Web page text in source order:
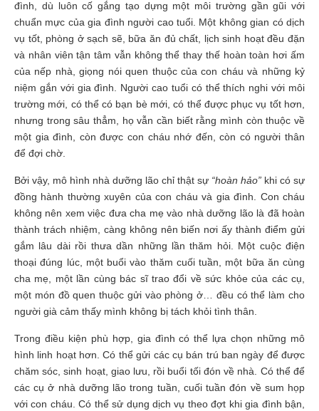
đình, dù luôn cố gắng tạo dựng một môi trường gần gũi với
chuẩn mực của gia đình người cao tuổi. Một không gian có dịch
vụ tốt, phòng ở sạch sẽ, bữa ăn đủ chất, lịch sinh hoạt đều đặn
và nhân viên tận tâm vẫn không thể thay thế hoàn toàn hơi ấm
của nếp nhà, giọng nói quen thuộc của con cháu và những kỷ
niệm gắn với gia đình. Người cao tuổi có thể thích nghi với môi
trường mới, có thể có bạn bè mới, có thể được phục vụ tốt hơn,
nhưng trong sâu thẳm, họ vẫn cần biết rằng mình còn thuộc về
một gia đình, còn được con cháu nhớ đến, còn có người thân
để đợi chờ.
Bởi vậy, mô hình nhà dưỡng lão chỉ thật sự “hoàn hảo” khi có sự
đồng hành thường xuyên của con cháu và gia đình. Con cháu
không nên xem việc đưa cha mẹ vào nhà dưỡng lão là đã hoàn
thành trách nhiệm, càng không nên biến nơi ấy thành điểm gửi
gắm lâu dài rồi thưa dần những lần thăm hỏi. Một cuộc điện
thoại đúng lúc, một buổi vào thăm cuối tuần, một bữa ăn cùng
cha mẹ, một lần cùng bác sĩ trao đổi về sức khỏe của các cụ,
một món đồ quen thuộc gửi vào phòng ở… đều có thể làm cho
người già cảm thấy mình không bị tách khỏi tình thân.
Trong điều kiện phù hợp, gia đình có thể lựa chọn những mô
hình linh hoạt hơn. Có thể gửi các cụ bán trú ban ngày để được
chăm sóc, sinh hoạt, giao lưu, rồi buổi tối đón về nhà. Có thể để
các cụ ở nhà dưỡng lão trong tuần, cuối tuần đón về sum họp
với con cháu. Có thể sử dụng dịch vụ theo đợt khi gia đình bận,